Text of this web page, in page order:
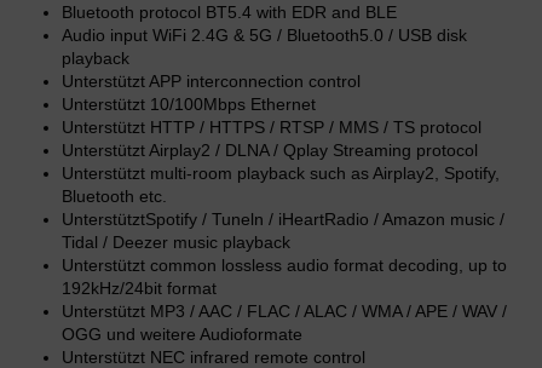
Bluetooth protocol BT5.4 with EDR and BLE
Audio input WiFi 2.4G & 5G / Bluetooth5.0 / USB disk
playback
Unterstützt APP interconnection control
Unterstützt 10/100Mbps Ethernet
Unterstützt HTTP / HTTPS / RTSP / MMS / TS protocol
Unterstützt Airplay2 / DLNA / Qplay Streaming protocol
Unterstützt multi-room playback such as Airplay2, Spotify,
Bluetooth etc.
UnterstütztSpotify / Tuneln / iHeartRadio / Amazon music /
Tidal / Deezer music playback
Unterstützt common lossless audio format decoding, up to
192kHz/24bit format
Unterstützt MP3 / AAC / FLAC / ALAC / WMA / APE / WAV /
OGG und weitere Audioformate
Unterstützt NEC infrared remote control